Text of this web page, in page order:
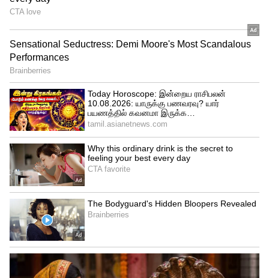
பல்வேறு வங்கிகளின் இணையதளங்களில்
விகிதங்களின்படி, சிறிய மற்றும் நடுத்தர
வங்கிகள்தான் இந்த வட்டி உயர்வு
போட்டியில் முன்னணியில் உள்ளன. சில
வங்கிகள் மூன்று முதல் ஐந்து வருட
அமெரிக்க டாலர் FCNR(B) டெபாசிட்களுக்கு 7
சதவீதத்திற்கும் மேல் வட்டி வழங்குகின்றன.
Related Articles
Bank Rules: வங்கி கணக்குதாரர்
இறந்தால் பணம் யாருக்கு? நாமினிக்கு
காத்திருக்கும் அதிர்ச்சி உண்மை!
PM Kisan: விவசாயிகளே வங்கி
கணக்கிற்கு ரூ.2,000 வரணுமா? அப்போ